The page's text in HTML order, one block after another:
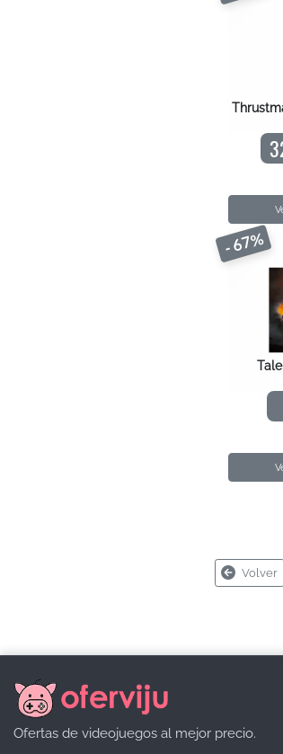
- 67%
Volver
Ofertas de videojuegos al mejor precio.